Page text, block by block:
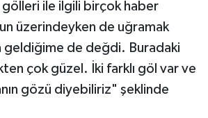
ile ilgili birçok haber
üzerindeyken de uğramak
geldiğime de değdi. Buradaki
çok güzel. İki farklı göl var ve
gözü diyebiliriz" şeklinde